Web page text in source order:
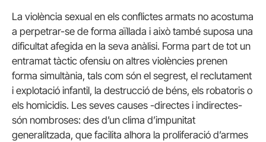
La violència sexual en els conflictes armats no acostuma
a perpetrar-se de forma aïllada i això també suposa una
dificultat afegida en la seva anàlisi. Forma part de tot un
entramat tàctic ofensiu on altres violències prenen
forma simultània, tals com són el segrest, el reclutament
i explotació infantil, la destrucció de béns, els robatoris o
els homicidis. Les seves causes -directes i indirectes-
són nombroses: des d’un clima d’impunitat
generalitzada, que facilita alhora la proliferació d’armes